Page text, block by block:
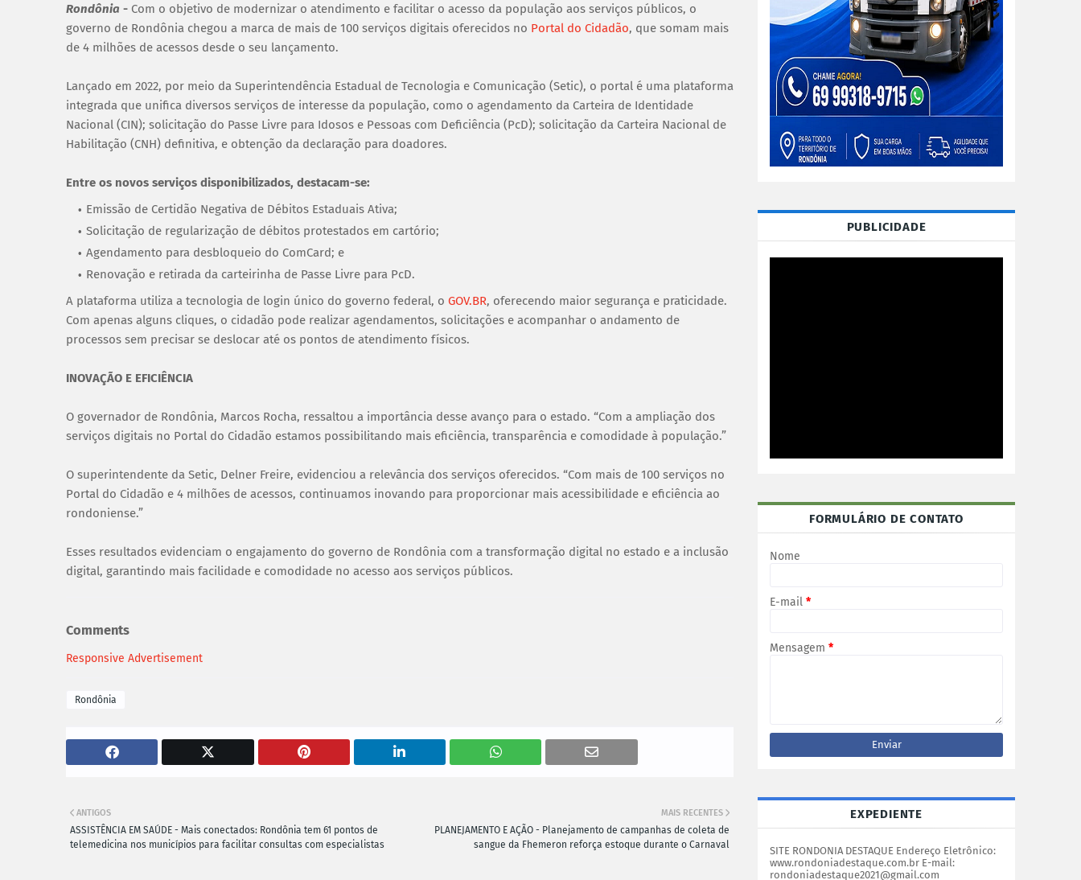
Rondônia - Com o objetivo de modernizar o atendimento e facilitar o acesso da população aos serviços públicos, o
governo de Rondônia chegou a marca de mais de 100 serviços digitais oferecidos no Portal do Cidadão, que somam mais
de 4 milhões de acessos desde o seu lançamento.
Lançado em 2022, por meio da Superintendência Estadual de Tecnologia e Comunicação (Setic), o portal é uma plataforma
integrada que unifica diversos serviços de interesse da população, como o agendamento da Carteira de Identidade
Nacional (CIN); solicitação do Passe Livre para Idosos e Pessoas com Deficiência (PcD); solicitação da Carteira Nacional de
Habilitação (CNH) definitiva, e obtenção da declaração para doadores.
Entre os novos serviços disponibilizados, destacam-se:
Emissão de Certidão Negativa de Débitos Estaduais Ativa;
Solicitação de regularização de débitos protestados em cartório;
Agendamento para desbloqueio do ComCard; e
Renovação e retirada da carteirinha de Passe Livre para PcD.
A plataforma utiliza a tecnologia de login único do governo federal, o GOV.BR, oferecendo maior segurança e praticidade.
Com apenas alguns cliques, o cidadão pode realizar agendamentos, solicitações e acompanhar o andamento de
processos sem precisar se deslocar até os pontos de atendimento físicos.
INOVAÇÃO E EFICIÊNCIA
O governador de Rondônia, Marcos Rocha, ressaltou a importância desse avanço para o estado. “Com a ampliação dos
serviços digitais no Portal do Cidadão estamos possibilitando mais eficiência, transparência e comodidade à população.”
O superintendente da Setic, Delner Freire, evidenciou a relevância dos serviços oferecidos. “Com mais de 100 serviços no
Portal do Cidadão e 4 milhões de acessos, continuamos inovando para proporcionar mais acessibilidade e eficiência ao
rondoniense.”
Esses resultados evidenciam o engajamento do governo de Rondônia com a transformação digital no estado e a inclusão
digital, garantindo mais facilidade e comodidade no acesso aos serviços públicos.
Comments
Responsive Advertisement
Rondônia
MAIS RECENTES
PLANEJAMENTO E AÇÃO - Planejamento de campanhas de coleta de
sangue da Fhemeron reforça estoque durante o Carnaval
ANTIGOS
ASSISTÊNCIA EM SAÚDE - Mais conectados: Rondônia tem 61 pontos de
telemedicina nos municípios para facilitar consultas com especialistas
PUBLICIDADE
FORMULÁRIO DE CONTATO
Nome
E-mail *
Mensagem *
EXPEDIENTE
SITE RONDONIA DESTAQUE Endereço Eletrônico:
www.rondoniadestaque.com.br E-mail:
rondoniadestaque2021@gmail.com